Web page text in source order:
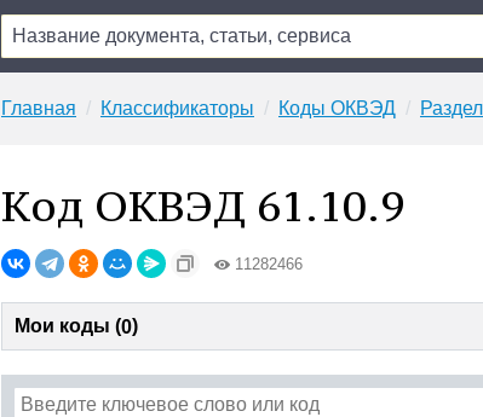
Главная Классификаторы Коды ОКВЭД
Код ОКВЭД 61.10.9
11282466
Мои коды (0)